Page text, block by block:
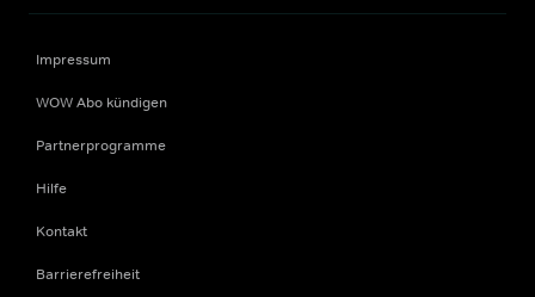
Impressum
WOW Abo kündigen
Partnerprogramme
Hilfe
Kontakt
Barrierefreiheit